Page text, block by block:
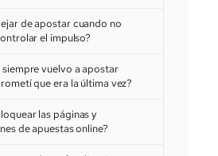
de apostar cuando no
el impulso?
siempre vuelvo a apostar
que era la última vez?
las páginas y
de apuestas online?